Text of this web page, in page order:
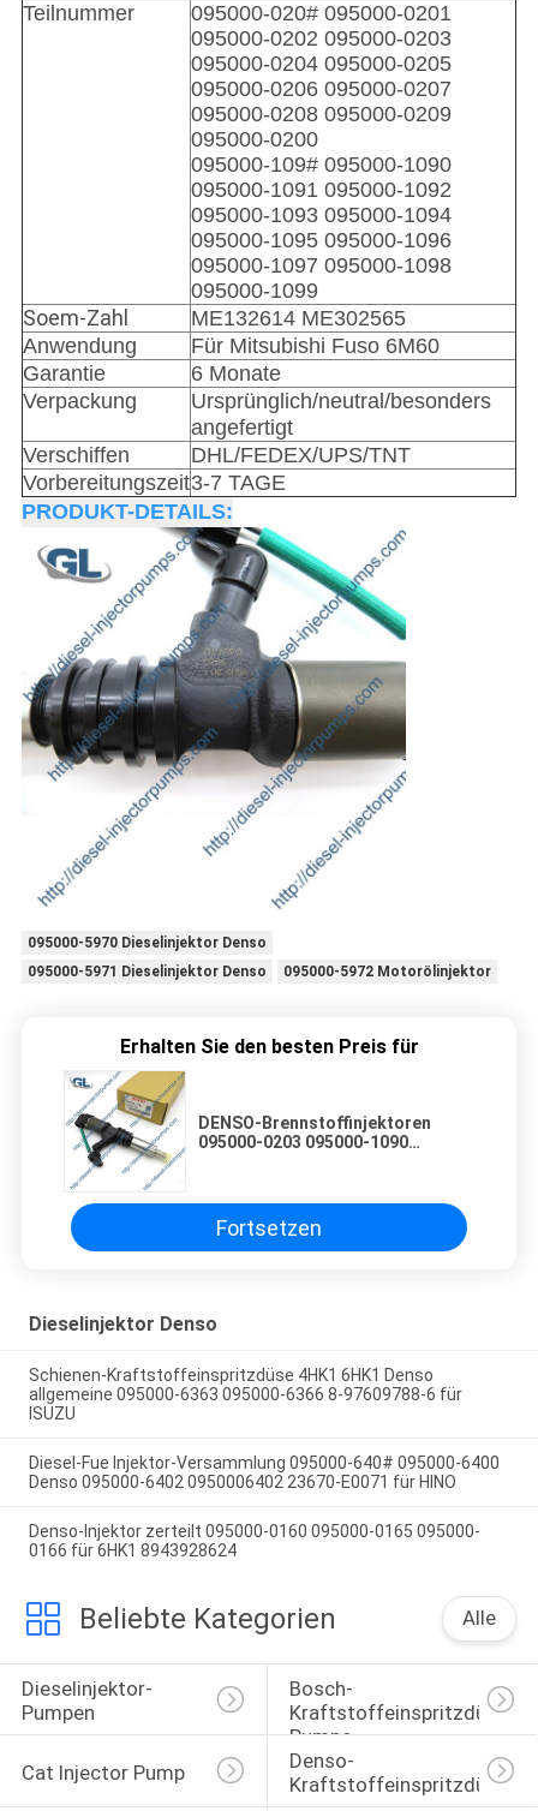
Teilnummer
095000-020#095000-0201
095000-0202 095000-0203
095000-0204 095000-0205
095000-0206 095000-0207
095000-0208 095000-0209
095000-0200
095000-109# 095000-1090
095000-1091 095000-1092
095000-1093 095000-1094
095000-1095 095000-1096
095000-1097 095000-1098
095000-1099
Soem-Zahl
ME132614 ME302565
Anwendung
Für Mitsubishi Fuso 6M60
Garantie
6 Monate
Verpackung
Ursprünglich/neutral/besonders
angefertigt
Verschiffen
DHL/FEDEX/UPS/TNT
Vorbereitungszeit3-7 TAGE
PRODUKT-DETAILS:
095000-5970 Dieselinjektor Denso
095000-5971 Dieselinjektor Denso
095000-5972 Motorölinjektor
Erhalten Sie den besten Preis für
DENSO-Brennstoffinjektoren
095000-0203 095000-1090
Mitsubishi Fuso 6M60
Fortsetzen
Dieselinjektor Denso
Schienen-Kraftstoffeinspritzdüse 4HK1 6HK1 Denso
allgemeine 095000-6363 095000-6366 8-97609788-6 für
ISUZU
Diesel-Fue Injektor-Versammlung 095000-640# 095000-6400
Denso 095000-6402 0950006402 23670-E0071 für HINO
Denso-Injektor zerteilt 095000-0160 095000-0165 095000-
0166 für 6HK1 8943928624
Beliebte Kategorien Alle
Dieselinjektor-
Pumpen
Bosch-
Kraftstoffeinspritzdüse-
Pumpe
Cat Injector Pump
Denso-
Kraftstoffeinspritzdüse